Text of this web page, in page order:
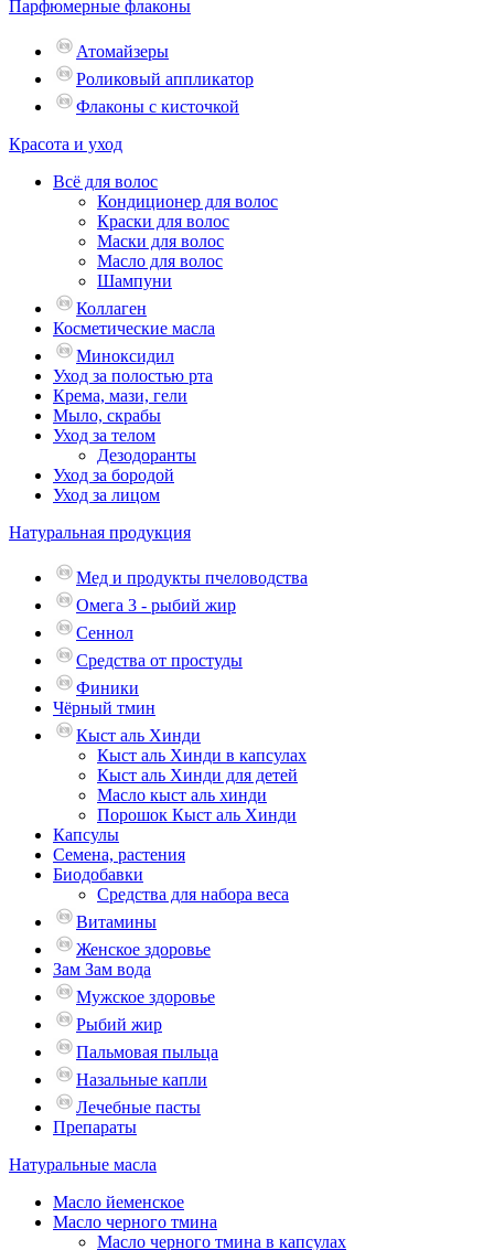
Парфюмерные флаконы
Атомайзеры
Роликовый аппликатор
Флаконы с кисточкой
Красота и уход
Всё для волос
Кондиционер для волос
Краски для волос
Маски для волос
Масло для волос
Шампуни
Коллаген
Косметические масла
Миноксидил
Уход за полостью рта
Крема, мази, гели
Мыло, скрабы
Уход за телом
Дезодоранты
Уход за бородой
Уход за лицом
Натуральная продукция
Мед и продукты пчеловодства
Омега 3 - рыбий жир
Сеннол
Средства от простуды
Финики
Чёрный тмин
Кыст аль Хинди
Кыст аль Хинди в капсулах
Кыст аль Хинди для детей
Масло кыст аль хинди
Порошок Кыст аль Хинди
Капсулы
Семена, растения
Биодобавки
Средства для набора веса
Витамины
Женское здоровье
Зам Зам вода
Мужское здоровье
Рыбий жир
Пальмовая пыльца
Назальные капли
Лечебные пасты
Препараты
Натуральные масла
Масло йеменское
Масло черного тмина
Масло черного тмина в капсулах